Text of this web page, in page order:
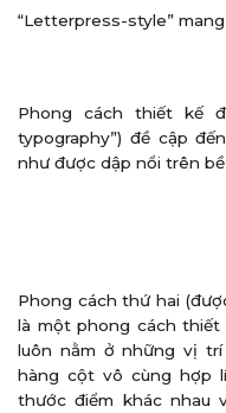
“Letterpress-style”
Phong cách thiết kế
typography”) đề cập
như được dập nổi trên
Phong cách thứ hai
là một phong cách
luôn nằm ở những vị
hàng cột vô cùng hợp
thước điểm khác nhau